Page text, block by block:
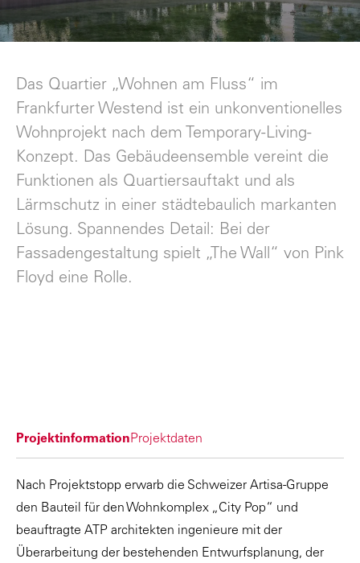
Das Quartier „Wohnen am Fluss“ im
Frankfurter Westend ist ein unkonventionelles
Wohnprojekt nach dem Temporary-Living-
Konzept. Das Gebäudeensemble vereint die
Funktionen als Quartiersauftakt und als
Lärmschutz in einer städtebaulich markanten
Lösung. Spannendes Detail: Bei der
Fassadengestaltung spielt „The Wall“ von Pink
Floyd eine Rolle.
ProjektinformationProjektdaten
Nach Projektstopp erwarb die Schweizer Artisa-Gruppe
den Bauteil für den Wohnkomplex „City Pop“ und
beauftragte ATP architekten ingenieure mit der
Überarbeitung der bestehenden Entwurfsplanung, der